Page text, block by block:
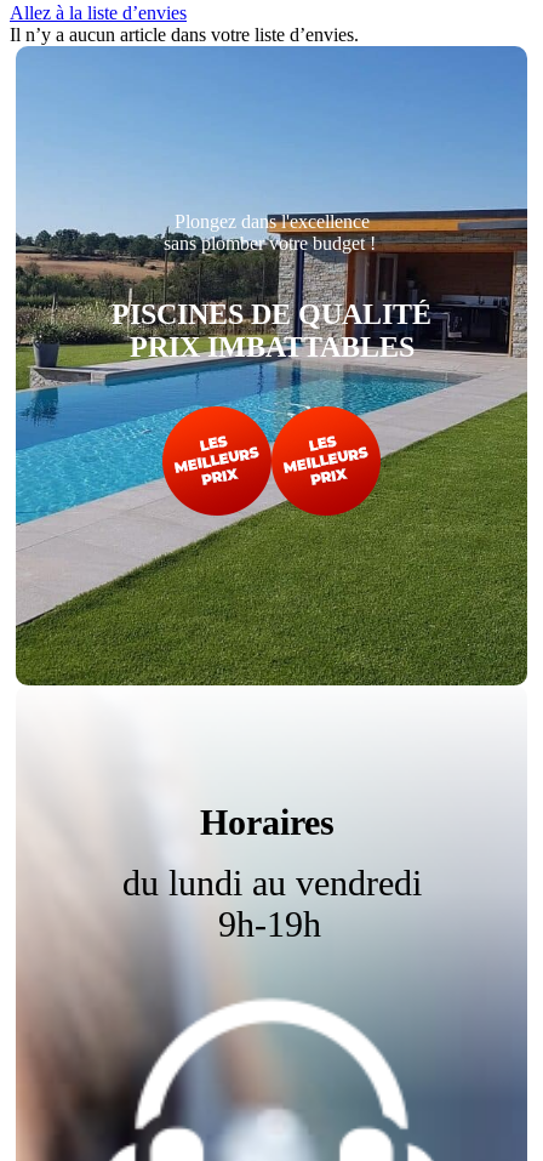
Allez à la liste d’envies
Il n’y a aucun article dans votre liste d’envies.
Plongez dans l'excellence
sans plomber votre budget !
PISCINES DE QUALITÉ
PRIX IMBATTABLES
Horaires
du lundi au vendredi
9h-19h